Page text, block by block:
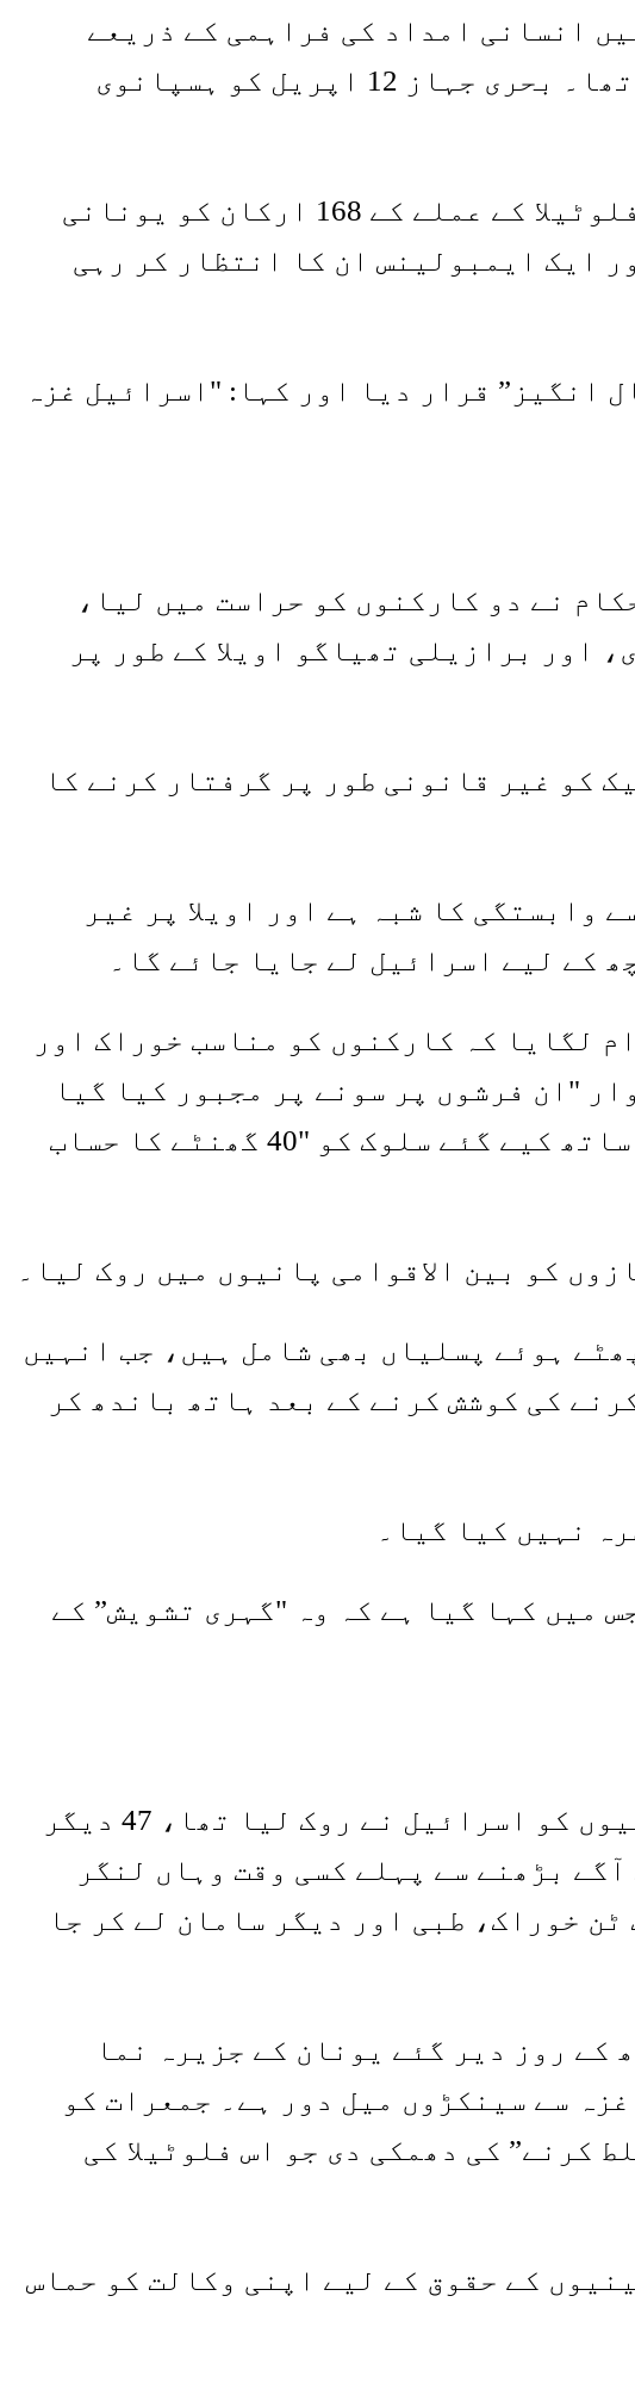
انسانی امداد کی فراہمی کے ذریعے
اسرائیل کی غزہ کی ناکہ بندی کو توڑنے کی کوشش میں شروع کیا گیا تھا۔ بحری جہاز 12 اپریل کو ہسپانوی
منتظمین نے بتایا کہ جمعہ کے روز، اسرائیلی فوج کے ایک جہاز نے فلوٹیلا کے عملے کے 168 ارکان کو یونانی
ایک ایمبولینس ان کا انتظار کر رہی
انگیز” قرار دیا اور کہا: "اسرائیل غزہ
نے دو کارکنوں کو حراست میں لیا،
اور برازیلی تھیاگو اویلا کے طور پر
کو غیر قانونی طور پر گرفتار کرنے کا
وابستگی کا شبہ ہے اور اویلا پر غیر
کے لیے اسرائیل لے جایا جائے گا۔
لگایا کہ کارکنوں کو مناسب خوراک اور
"ان فرشوں پر سونے پر مجبور کیا گیا
تھا جو جان بوجھ کر اور بار بار سیلاب میں ڈوبی ہوئی تھیں”، ان کے ساتھ کیے گئے سلوک کو "40 گھنٹے کا حساب
کو بین الاقوامی پانیوں میں روک لیا۔
ہوئے پسلیاں بھی شامل ہیں، جب انہیں
کی کوشش کرنے کے بعد ہاتھ باندھ کر
نہیں کیا گیا۔
میں کہا گیا ہے کہ وہ "گہری تشویش” کے
ایک ذریعہ جس نے شناخت ظاہر نہ کرنے کی شرط پر بتایا کہ جب 22 کشتیوں کو اسرائیل نے روک لیا تھا، 47 دیگر
بڑھنے سے پہلے کسی وقت وہاں لنگر
خوراک، طبی اور دیگر سامان لے کر جا
کو اسرائیل نے بدھ کے روز دیر گئے یونان کے جزیرہ نما
سے سینکڑوں میل دور ہے۔ جمعرات کو
کرنے” کی دھمکی دی جو اس فلوٹیلا کی
کے حقوق کے لیے اپنی وکالت کو حماس